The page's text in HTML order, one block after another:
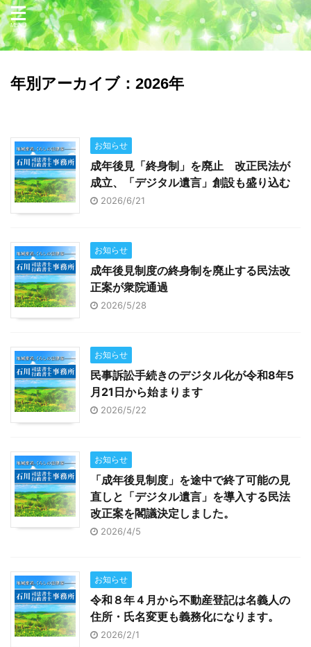
年別アーカイブ：2026年
お知らせ
成年後見「終身制」を廃止 改正民法が
成立、「デジタル遺言」創設も盛り込む
2026/6/21
お知らせ
成年後見制度の終身制を廃止する民法改
正案が衆院通過
2026/5/28
お知らせ
民事訴訟手続きのデジタル化が令和8年5
月21日から始まります
2026/5/22
お知らせ
「成年後見制度」を途中で終了可能の見
直しと「デジタル遺言」を導入する民法
改正案を閣議決定しました。
2026/4/5
お知らせ
令和８年４月から不動産登記は名義人の
住所・氏名変更も義務化になります。
2026/2/1